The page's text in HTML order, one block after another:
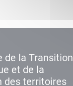
de la Transition
et de la
des territoires